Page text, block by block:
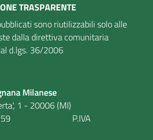
TRASPARENTE
sono riutilizzabili solo alle
dalla direttiva comunitaria
d.lgs. 36/2006
Milanese
1 - 20006 (MI)
P.IVA